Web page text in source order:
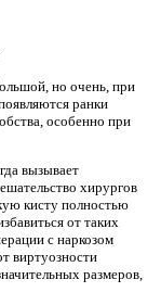
но очень, при
ранки
особенно при
вызывает
хирургов
​​кисту полностью
от таких
с наркозом
виртуозности
размеров,